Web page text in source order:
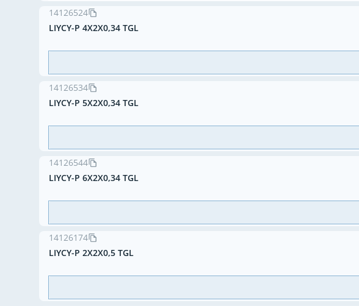
14126524
LIYCY-P 4X2X0,34 TGL
14126534
LIYCY-P 5X2X0,34 TGL
14126544
LIYCY-P 6X2X0,34 TGL
14126174
LIYCY-P 2X2X0,5 TGL